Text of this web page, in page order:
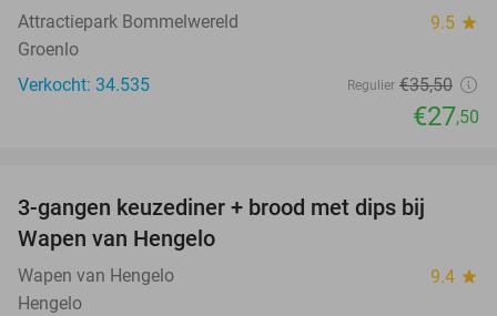
Attractiepark Bommelwereld 9.5 star
Groenlo
Verkocht: 34.535
Regulier €35,50
€27,50
3-gangen keuzediner + brood met dips bij
Wapen van Hengelo
Wapen van Hengelo 9.4 star
Hengelo